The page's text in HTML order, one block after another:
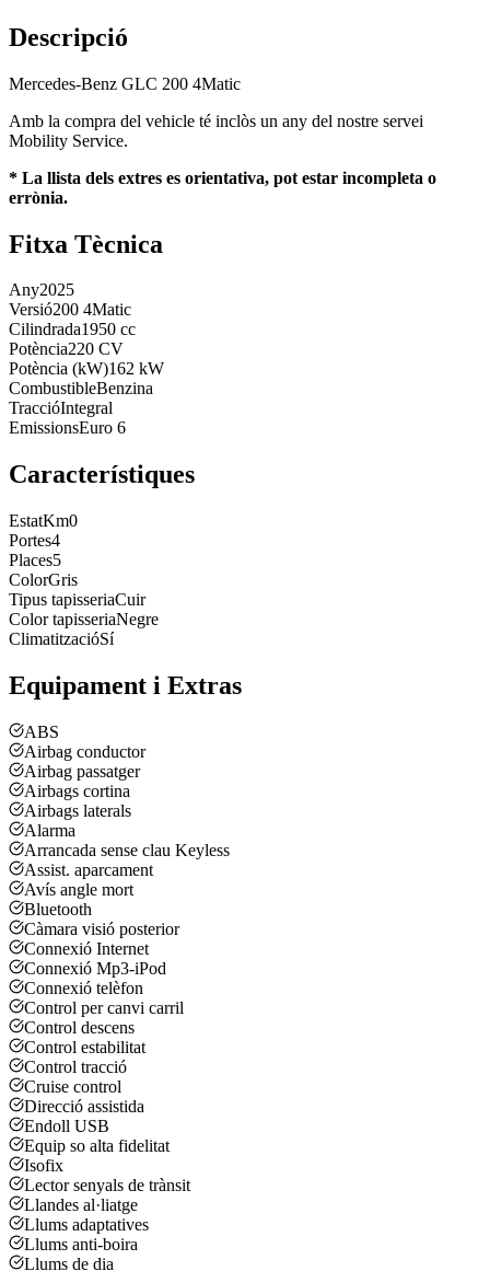
Descripció
Mercedes-Benz GLC 200 4Matic
Amb la compra del vehicle té inclòs un any del nostre servei
Mobility Service.
* La llista dels extres es orientativa, pot estar incompleta o
errònia.
Fitxa Tècnica
Any2025
Versió200 4Matic
Cilindrada1950 cc
Potència220 CV
Potència (kW)162 kW
CombustibleBenzina
TraccióIntegral
EmissionsEuro 6
Característiques
EstatKm0
Portes4
Places5
ColorGris
Tipus tapisseriaCuir
Color tapisseriaNegre
ClimatitzacióSí
Equipament i Extras
ABS
Airbag conductor
Airbag passatger
Airbags cortina
Airbags laterals
Alarma
Arrancada sense clau Keyless
Assist. aparcament
Avís angle mort
Bluetooth
Càmara visió posterior
Connexió Internet
Connexió Mp3-iPod
Connexió telèfon
Control per canvi carril
Control descens
Control estabilitat
Control tracció
Cruise control
Direcció assistida
Endoll USB
Equip so alta fidelitat
Isofix
Lector senyals de trànsit
Llandes al·liatge
Llums adaptatives
Llums anti-boira
Llums de dia